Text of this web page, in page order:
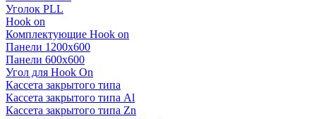
Уголок PLL
Hook on
Комплектующие Hook on
Панели 1200х600
Панели 600х600
Угол для Hook On
Кассета закрытого типа
Кассета закрытого типа Al
Кассета закрытого типа Zn